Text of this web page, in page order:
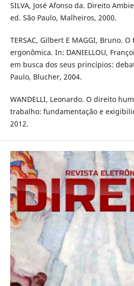
SILVA, José Afonso da. Direito
ed. São Paulo, Malheiros, 2000.
TERSAC, Gilbert E MAGGI, Bruno.
ergonômica. In: DANIELLOU,
em busca dos seus princípios:
Paulo, Blucher, 2004.
WANDELLI, Leonardo. O direito
trabalho: fundamentação e
2012.